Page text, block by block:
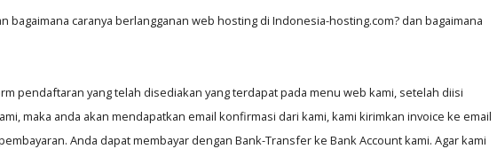
bagaimana caranya berlangganan web hosting di Indonesia-hosting.com? dan bagaimana
pendaftaran yang telah disediakan yang terdapat pada menu web kami, setelah diisi
maka anda akan mendapatkan email konfirmasi dari kami, kami kirimkan invoice ke email
Anda dapat membayar dengan Bank-Transfer ke Bank Account kami. Agar kami